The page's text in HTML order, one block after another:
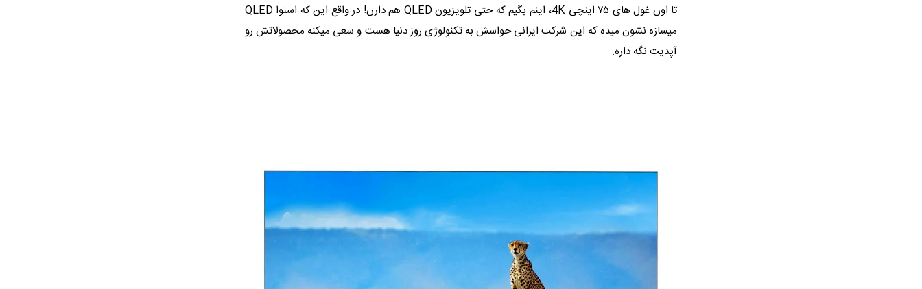
تا اون غول‌ های ۷۵ اینچی 4K، اینم بگیم که حتی تلویزیون QLED هم دارن! در واقع این که اسنوا QLED
میسازه نشون میده که این شرکت ایرانی حواسش به تکنولوژی روز دنیا هست و سعی میکنه محصولاتش رو
آپدیت نگه داره.